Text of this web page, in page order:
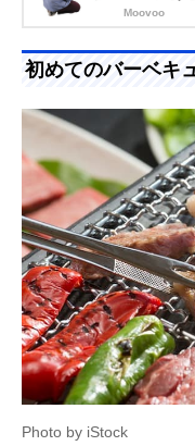
Moovoo
初めてのバーベキ
Photo by iStock